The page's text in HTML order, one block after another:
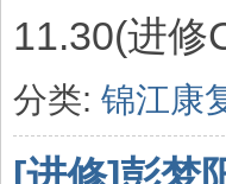
11.30(进修
分类: 锦江康